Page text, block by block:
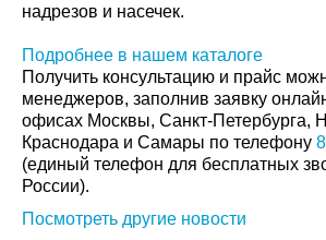
надрезов и насечек.
Подробнее в нашем каталоге
Получить консультацию и прайс
менеджеров, заполнив заявку
офисах Москвы, Санкт-Петербурга,
Краснодара и Самары по телефону
(единый телефон для бесплатных
России).
Посмотреть другие новости